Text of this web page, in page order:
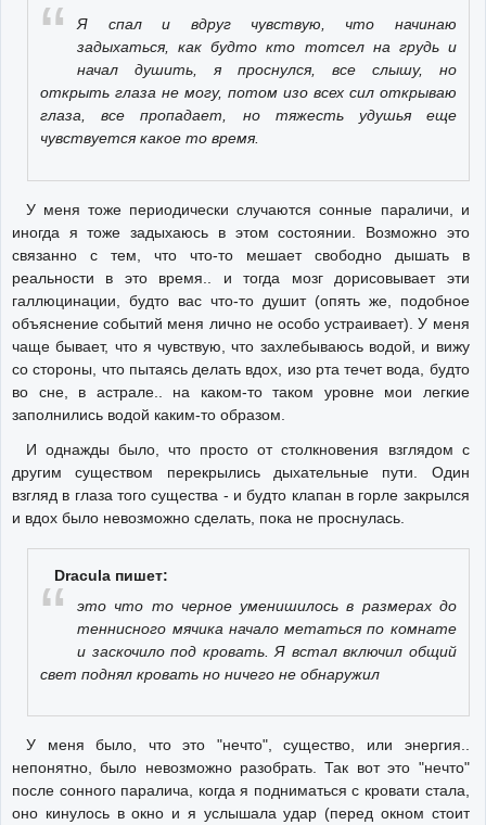
Я спал и вдруг чувствую, что начинаю
задыхаться, как будто кто тотсел на грудь и
начал душить, я проснулся, все слышу, но
открыть глаза не могу, потом изо всех сил открываю
глаза, все пропадает, но тяжесть удушья еще
чувствуется какое то время.
У меня тоже периодически случаются сонные параличи, и
иногда я тоже задыхаюсь в этом состоянии. Возможно это
связанно с тем, что что-то мешает свободно дышать в
реальности в это время.. и тогда мозг дорисовывает эти
галлюцинации, будто вас что-то душит (опять же, подобное
объяснение событий меня лично не особо устраивает). У меня
чаще бывает, что я чувствую, что захлебываюсь водой, и вижу
со стороны, что пытаясь делать вдох, изо рта течет вода, будто
во сне, в астрале.. на каком-то таком уровне мои легкие
заполнились водой каким-то образом.
И однажды было, что просто от столкновения взглядом с
другим существом перекрылись дыхательные пути. Один
взгляд в глаза того существа - и будто клапан в горле закрылся
и вдох было невозможно сделать, пока не проснулась.
Dracula пишет:
это что то черное уменишилось в размерах до
теннисного мячика начало метаться по комнате
и заскочило под кровать. Я встал включил общий
свет поднял кровать но ничего не обнаружил
У меня было, что это "нечто", существо, или энергия..
непонятно, было невозможно разобрать. Так вот это "нечто"
после сонного паралича, когда я подниматься с кровати стала,
оно кинулось в окно и я услышала удар (перед окном стоит